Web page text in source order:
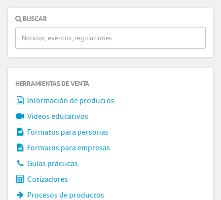
BUSCAR
HERRAMIENTAS DE VENTA
Información de productos
Videos educativos
Formatos para personas
Formatos para empresas
Guías prácticas
Cotizadores
Procesos de productos